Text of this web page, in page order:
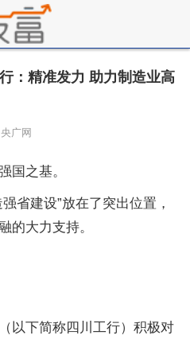
：精准发力 助力制造业高
广网
国之基。
省建设”放在了突出位置，
的大力支持。
以下简称四川工行）积极对